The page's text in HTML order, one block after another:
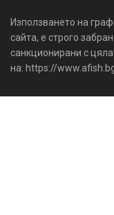
Използването на
сайта, е строго
санкционирани с
на: https://